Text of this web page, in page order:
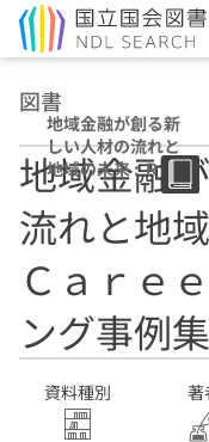
図書
地域金融が創る新
しい人材の流れと
地域の未来 : ＲＥ
ＶＩＣａｒｅｅｒ
経営人材マッチン
グ事例集
地域金融
流れと地
Ｃａｒｅ
ング事例集
資料種別 著